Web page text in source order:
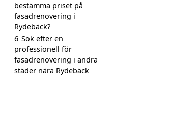
bestämma priset på
fasadrenovering i
Rydebäck?
6 Sök efter en
professionell för
fasadrenovering i andra
städer nära Rydebäck